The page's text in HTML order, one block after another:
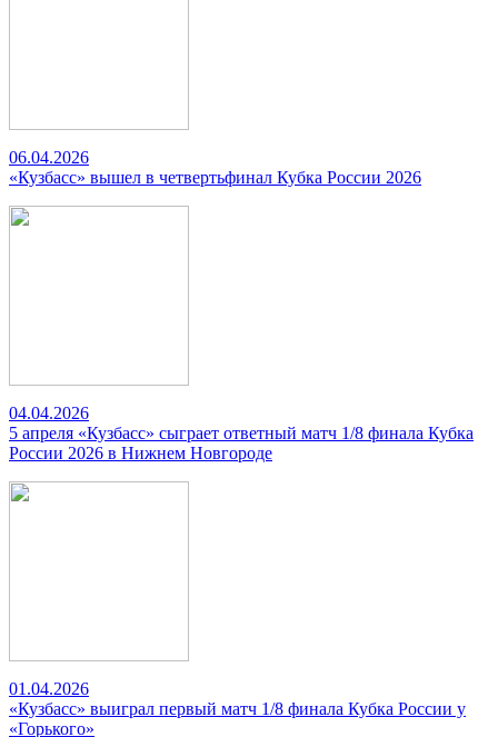
06.04.2026
«Кузбасс» вышел в четвертьфинал Кубка России 2026
04.04.2026
5 апреля «Кузбасс» сыграет ответный матч 1/8 финала Кубка
России 2026 в Нижнем Новгороде
01.04.2026
«Кузбасс» выиграл первый матч 1/8 финала Кубка России у
«Горького»